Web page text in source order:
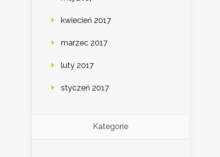
kwiecień 2017
marzec 2017
luty 2017
styczeń 2017
Kategorie